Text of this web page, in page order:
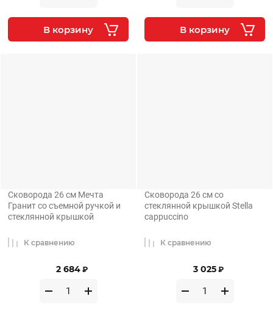
В корзину В корзину
Сковорода 26 см Мечта
Гранит со съемной ручкой и
стеклянной крышкой
2 684 ₽
К сравнению
Сковорода 26 см со
стеклянной крышкой Stella
cappuccino
3 025 ₽
К сравнению